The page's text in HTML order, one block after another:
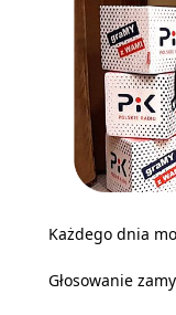
Każdego dnia
Głosowanie